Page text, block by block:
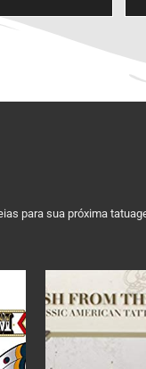
para sua próxima